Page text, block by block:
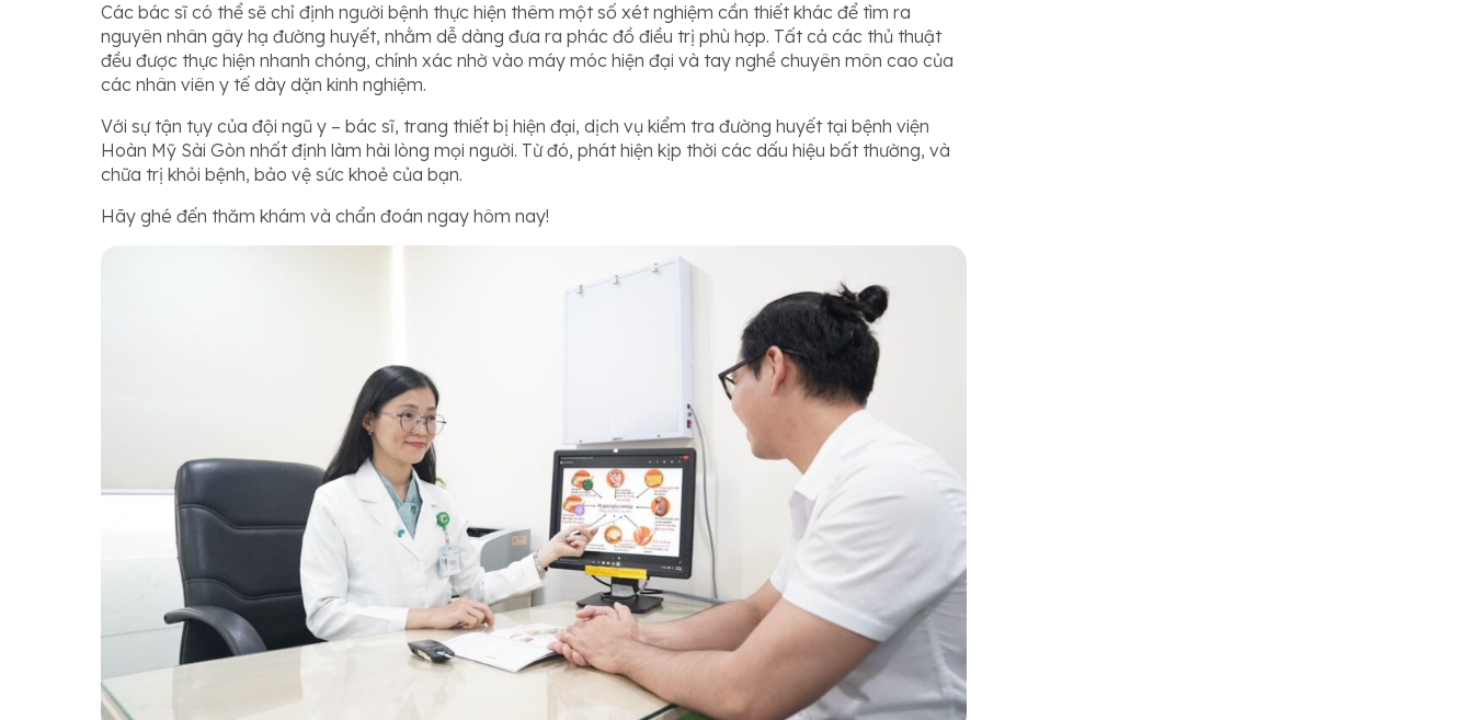
Các bác sĩ có thể sẽ chỉ định người bệnh thực hiện thêm một số xét nghiệm cần thiết khác để tìm ra
nguyên nhân gây hạ đường huyết, nhằm dễ dàng đưa ra phác đồ điều trị phù hợp. Tất cả các thủ thuật
đều được thực hiện nhanh chóng, chính xác nhờ vào máy móc hiện đại và tay nghề chuyên môn cao của
các nhân viên y tế dày dặn kinh nghiệm.
Với sự tận tụy của đội ngũ y – bác sĩ, trang thiết bị hiện đại, dịch vụ kiểm tra đường huyết tại bệnh viện
Hoàn Mỹ Sài Gòn nhất định làm hài lòng mọi người. Từ đó, phát hiện kịp thời các dấu hiệu bất thường, và
chữa trị khỏi bệnh, bảo vệ sức khoẻ của bạn.
Hãy ghé đến thăm khám và chẩn đoán ngay hôm nay!